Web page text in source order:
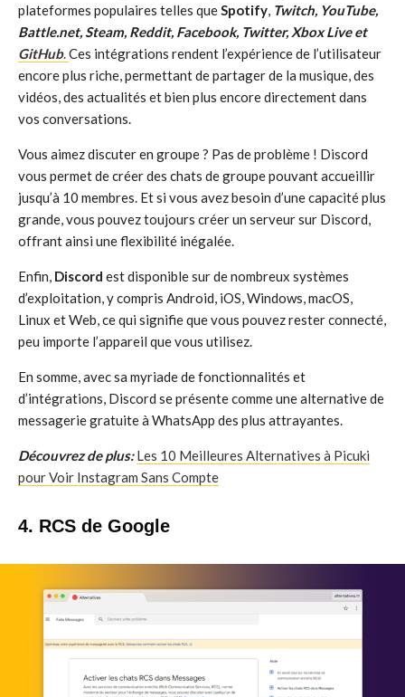
plateformes populaires telles que Spotify Twitch, YouTube,
Battle.net, Steam, Reddit, Facebook, Twitter, Xbox Live et
GitHub. Ces intégrations rendent l’expérience de l’utilisateur
encore plus riche, permettant de partager de la musique, des
vidéos, des actualités et bien plus encore directement dans
vos conversations.
Vous aimez discuter en groupe ? Pas de problème ! Discord
vous permet de créer des chats de groupe pouvant accueillir
jusqu’à 10 membres. Et si vous avez besoin d’une capacité plus
grande, vous pouvez toujours créer un serveur sur Discord,
offrant ainsi une flexibilité inégalée.
Enfin, Discord est disponible sur de nombreux systèmes
d’exploitation, y compris Android, iOS, Windows, macOS,
Linux et Web, ce qui signifie que vous pouvez rester connecté,
peu importe l’appareil que vous utilisez.
En somme, avec sa myriade de fonctionnalités et
d’intégrations, Discord se présente comme une alternative de
messagerie gratuite à WhatsApp des plus attrayantes.
Découvrez de plus: Les 10 Meilleures Alternatives à Picuki
pour Voir Instagram Sans Compte
4. RCS de Google